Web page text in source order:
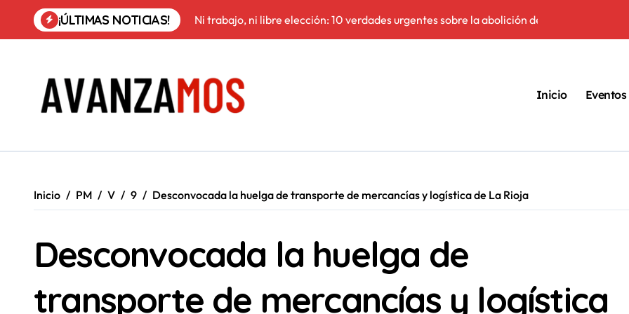
contenido
¡ÚLTIMAS NOTICIAS! Ni trabajo, ni libre elección: 10 verdades urgentes sobre la abolición de la prostitución
El peligro
Inicio Eventos
Inicio PM V 9 Desconvocada la huelga de transporte de mercancías y logística de La Rioja
Desconvocada la huelga de
transporte de mercancías y logística